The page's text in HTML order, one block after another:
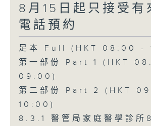
8月15日起只接受有
電話預約
足本 Full (HKT 08:00 -
第一部份 Part 1 (HKT
09:00)
第二部份 Part 2 (HKT
10:00)
8.3.1 醫管局家庭醫學診所